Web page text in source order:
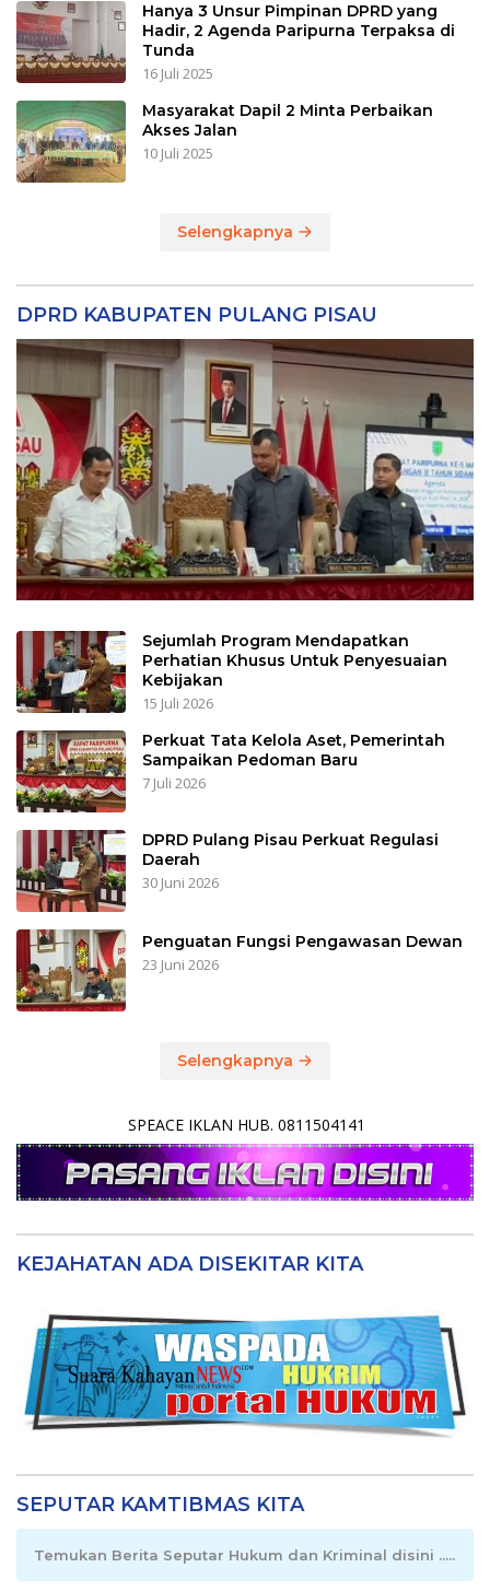
Hanya 3 Unsur Pimpinan DPRD yang
Hadir, 2 Agenda Paripurna Terpaksa di
Tunda
16 Juli 2025
Masyarakat Dapil 2 Minta Perbaikan
Akses Jalan
10 Juli 2025
Selengkapnya
DPRD KABUPATEN PULANG PISAU
Sejumlah Program Mendapatkan
Perhatian Khusus Untuk Penyesuaian
Kebijakan
15 Juli 2026
Perkuat Tata Kelola Aset, Pemerintah
Sampaikan Pedoman Baru
7 Juli 2026
DPRD Pulang Pisau Perkuat Regulasi
Daerah
30 Juni 2026
Penguatan Fungsi Pengawasan Dewan
23 Juni 2026
Selengkapnya
SPEACE IKLAN HUB. 0811504141
KEJAHATAN ADA DISEKITAR KITA
SEPUTAR KAMTIBMAS KITA
Temukan Berita Seputar Hukum dan Kriminal disini .....